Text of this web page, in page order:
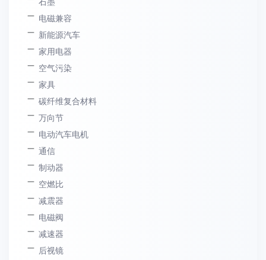
电磁兼容
新能源汽车
家用电器
空气污染
家具
碳纤维复合材料
万向节
电动汽车电机
通信
制动器
空燃比
减震器
电磁阀
减速器
后视镜